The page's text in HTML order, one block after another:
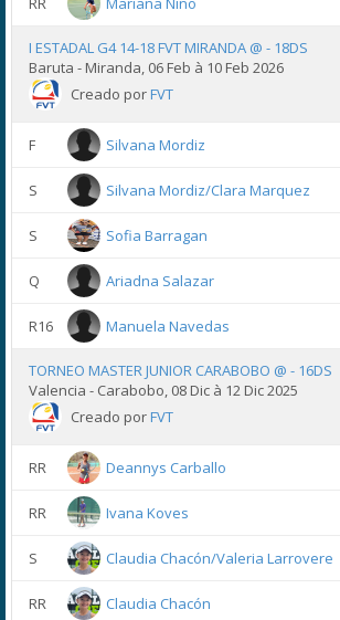
I ESTADAL G4 14-18 FVT MIRANDA @ - 18DS
Baruta - Miranda, 06 Feb à 10 Feb 2026
Creado porFVT
F Silvana Mordiz
S Silvana Mordiz/Clara Marquez
S Sofia Barragan
Q Ariadna Salazar
R16 Manuela Navedas
TORNEO MASTER JUNIOR CARABOBO @ - 16DS
Valencia - Carabobo, 08 Dic à 12 Dic 2025
Creado porFVT
RR Deannys Carballo
RR Ivana Koves
S Claudia Chacón/Valeria Larrovere
RR Claudia Chacón